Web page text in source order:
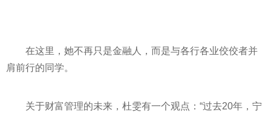
在这里，她不再只是金融人，而是与各行各业佼佼者并
肩前行的同学。
关于财富管理的未来，杜雯有一个观点：“过去20年，宁